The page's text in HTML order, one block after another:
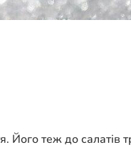
Його теж до